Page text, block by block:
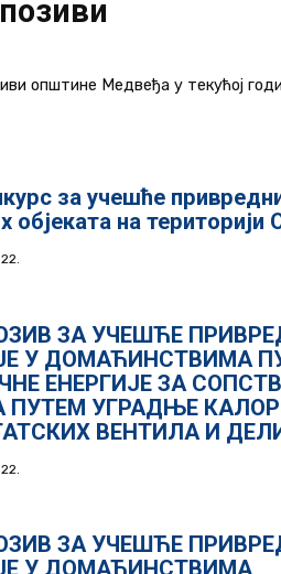
општине Медвеђа у текућој
за учешће
објеката на
ЗА УЧЕШЋЕ
У ДОМАЋИНСТВИМА
ЕНЕРГИЈЕ ЗА
ПУТЕМ УГРАДЊЕ
ВЕНТИЛА И
ЗА УЧЕШЋЕ
У ДОМАЋИНСТВИМА